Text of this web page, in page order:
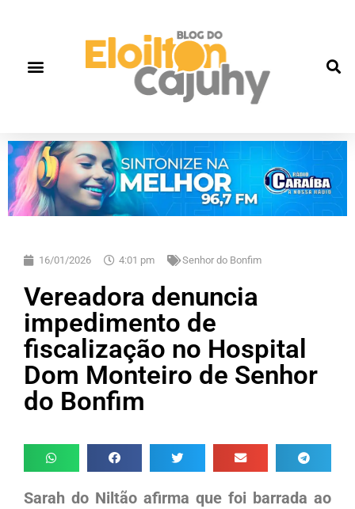
16/01/2026 4:01 pm Senhor do Bonfim
Vereadora denuncia
impedimento de
fiscalização no Hospital
Dom Monteiro de Senhor
do Bonfim
Sarah do Niltão afirma que foi barrada ao